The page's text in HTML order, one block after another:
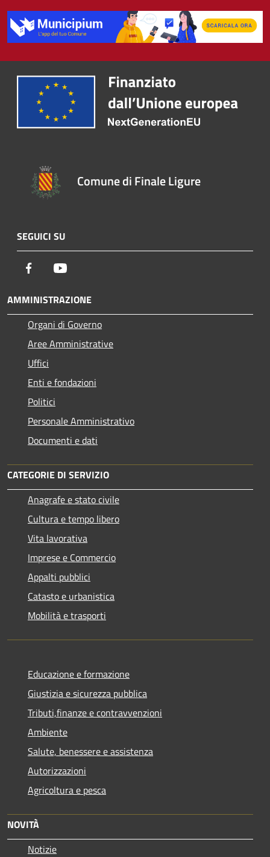
Comune di Finale Ligure
SEGUICI SU
Facebook
AMMINISTRAZIONE
Organi di Governo
Aree Amministrative
Uffici
Enti e fondazioni
Politici
Personale Amministrativo
Documenti e dati
CATEGORIE DI SERVIZIO
Anagrafe e stato civile
Cultura e tempo libero
Vita lavorativa
Imprese e Commercio
Appalti pubblici
Catasto e urbanistica
Mobilità e trasporti
Educazione e formazione
Giustizia e sicurezza pubblica
Tributi,finanze e contravvenzioni
Ambiente
Salute, benessere e assistenza
Autorizzazioni
Agricoltura e pesca
NOVITÀ
Notizie